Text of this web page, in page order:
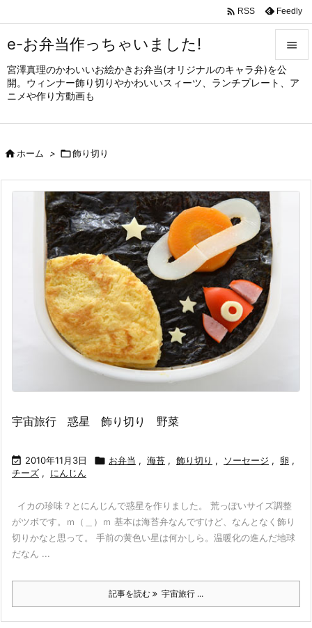
e-お弁当作っちゃいました!
宮澤真理のかわいいお絵かきお弁当(オリジナルのキャラ弁)を公
開。ウィンナー飾り切りやかわいいスィーツ、ランチプレート、ア
ニメや作り方動画も


メニュ
サイド

 RSS Feedly
ホーム > 飾り切り
宇宙旅行 惑星 飾り切り 野菜
 2010年11月3日  お弁当 , 海苔 , 飾り切り , ソーセージ , 卵 ,
チーズ , にんじん
イカの珍味？とにんじんで惑星を作りました。 荒っぽいサイズ調整
がツボです。ｍ（＿）ｍ 基本は海苔弁なんですけど、なんとなく飾り
切りかなと思って。 手前の黄色い星は何かしら。温暖化の進んだ地球
だなん ...
記事を読む 宇宙旅行 ...